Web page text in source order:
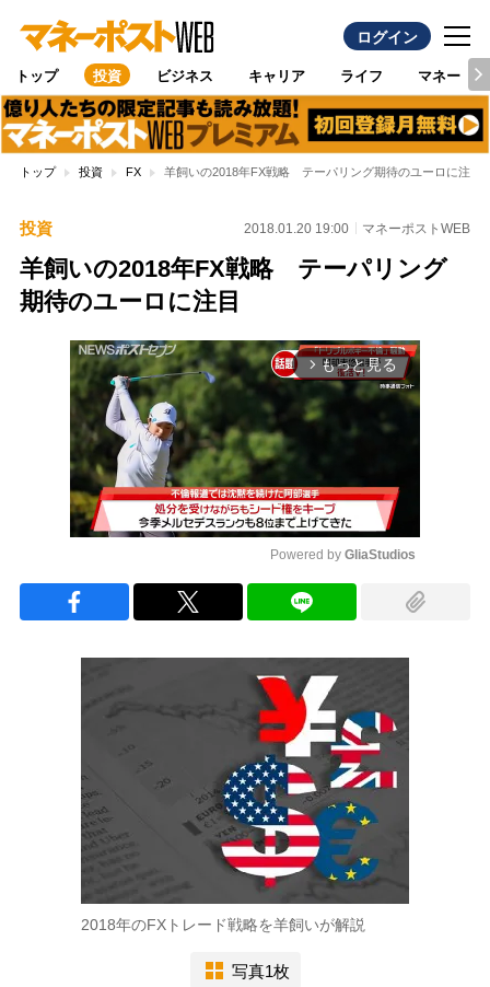
ログイン
トップ 投資 ビジネス キャリア ライフ マネー
トップ 投資 FX 羊飼いの2018年FX戦略 テーパリング期待のユーロに注目
投資 2018.01.20 19:00 マネーポストWEB
羊飼いの2018年FX戦略 テーパリング
期待のユーロに注目
arrow_forward_ios もっと見る
Powered by GliaStudios
2018年のFXトレード戦略を羊飼いが解説
写真1枚